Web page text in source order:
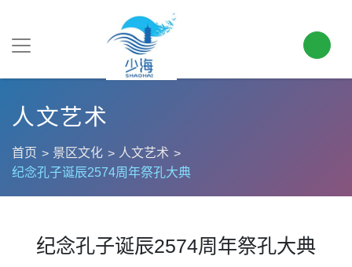
人文艺术
首页 景区文化
人文艺术
纪念孔子诞辰2574周年祭孔大典
纪念孔子诞辰2574周年祭孔大典